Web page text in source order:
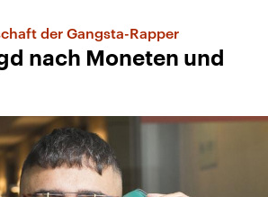
der Gangsta-Rapper
nach Moneten und